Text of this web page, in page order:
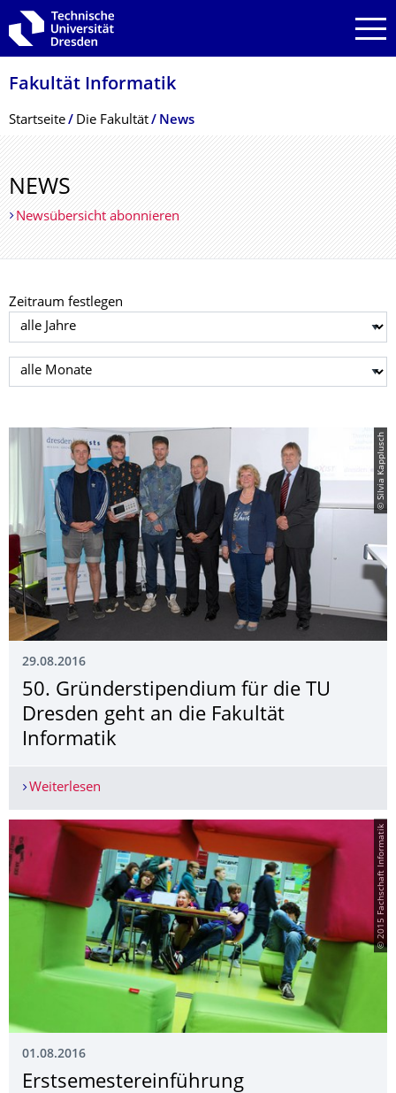
Zur Hauptnavigation springen
Zur Suche springen
Zum Inhalt springen
Fakultät Informatik
Breadcrumb-Menü
Startseite Die Fakultät News
NEWS
Newsübersicht abonnieren
Zeitraum festlegen
Jahr auswählen
Monat auswählen
© Silvia Kapplusch
29.08.2016
50. Gründerstipendium für die TU
Dresden geht an die Fakultät
Informatik
Weiterlesen
© 2015 Fachschaft Informatik
01.08.2016
Erstsemesterein­führung